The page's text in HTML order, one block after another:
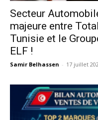
Secteur
majeure entre
Tunisie et le
ELF !
Samir Belhassen - 17 juillet